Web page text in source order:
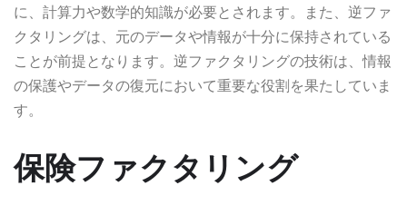
に、計算力や数学的知識が必要とされます。また、逆ファ
クタリングは、元のデータや情報が十分に保持されている
ことが前提となります。逆ファクタリングの技術は、情報
の保護やデータの復元において重要な役割を果たしていま
す。
保険ファクタリング